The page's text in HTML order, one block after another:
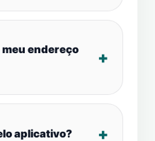
endereço
aplicativo?